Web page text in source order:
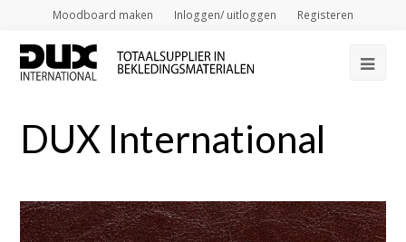
Moodboard maken Inloggen/ uitloggen Registeren
DUX International